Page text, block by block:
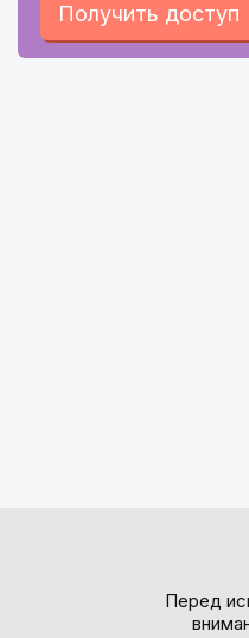
Получить доступ
Перед